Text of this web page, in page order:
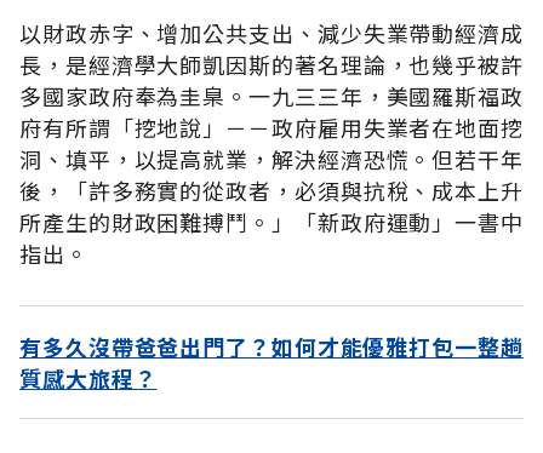
以財政赤字、增加公共支出、減少失業帶動經濟成
長，是經濟學大師凱因斯的著名理論，也幾乎被許
多國家政府奉為圭臬。一九三三年，美國羅斯福政
府有所謂「挖地說」－－政府雇用失業者在地面挖
洞、填平，以提高就業，解決經濟恐慌。但若干年
後，「許多務實的從政者，必須與抗稅、成本上升
所產生的財政困難搏鬥。」「新政府運動」一書中
指出。
有多久沒帶爸爸出門了？如何才能優雅打包一整趟
質感大旅程？